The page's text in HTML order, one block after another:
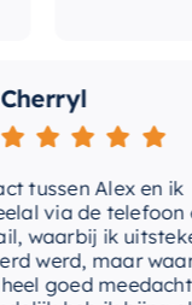
Alex en ik
via de telefoon en
ik uitstekend
maar waarbij
goed meedacht met